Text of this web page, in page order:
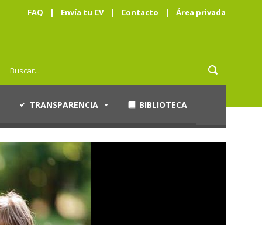
FAQ | Envía tu CV | Contacto | Área privada
TRANSPARENCIA BIBLIOTECA